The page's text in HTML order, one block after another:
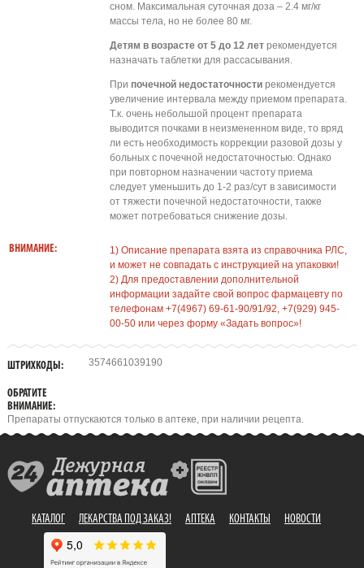
сном. Максимальная суточная доза – 2.4 мг/кг
массы тела, но не более 80 мг.
Детям в возрасте от 5 до 12 летрекомендуется
назначать таблетки для рассасывания.
При почечной недостаточностирекомендуется
увеличение интервала между приемом препарата.
Т.к. очень небольшой процент препарата
выводится почками в неизмененном виде, то вряд
ли есть необходимость коррекции разовой дозы у
больных с почечной недостаточностью. Однако
при повторном назначении частоту приема
следует уменьшить до 1-2 раз/сут в зависимости
от тяжести почечной недостаточности, также
может потребоваться снижение дозы.
ВНИМАНИЕ:
1) Описание препарата взята из справочника РЛС,
и может не совпадать с инструкцией на упаковки!
2) Для предоставлении дополнительной
информации задайте свой вопрос фармацевту по
телефонам +7(4967) 69-61-90/91/92, +7(929) 945-
00-50 или через форму «Задать вопрос»!
ШТРИХКОДЫ: 3574661039190
ОБРАТИТЕ
ВНИМАНИЕ:
Препараты отпускаются только в аптеке, при наличии рецепта.
КАТАЛОГ ЛЕКАРСТВА ПОД ЗАКАЗ! АПТЕКА КОНТАКТЫ НОВОСТИ